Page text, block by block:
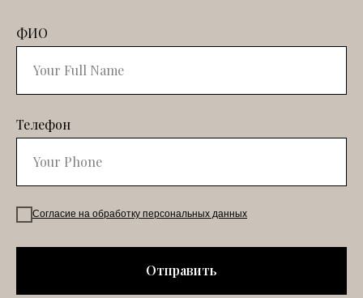
ФИО
Телефон
Согласие на обработку персональных данных
Отправить